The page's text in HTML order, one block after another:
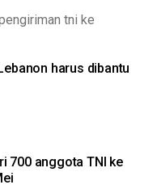
tni ke
harus dibantu
700 anggota TNI ke